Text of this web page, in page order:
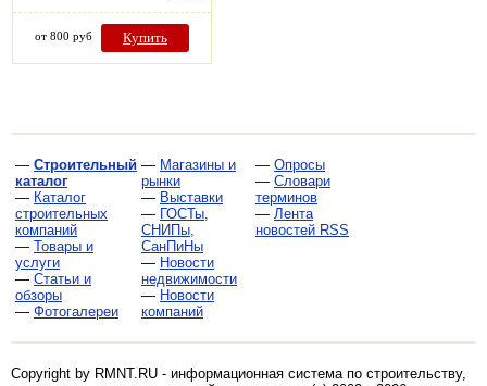
от 800 руб Купить
— Строительный
каталог
— Каталог
строительных
компаний
— Товары и
услуги
— Статьи и
обзоры
— Фотогалереи
— Магазины и
рынки
— Выставки
— ГОСТы,
СНИПы,
СанПиНы
— Новости
недвижимости
— Новости
компаний
— Опросы
— Словари
терминов
— Лента
новостей RSS
Copyright by RMNT.RU - информационная система по строительству,